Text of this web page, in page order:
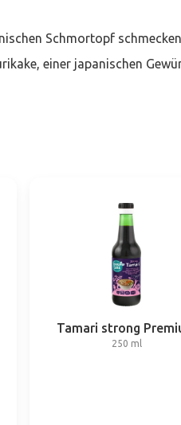
Schmortopf
einer japanischen
Tamari strong
250 ml